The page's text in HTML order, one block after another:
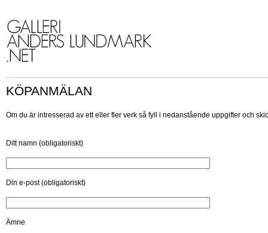
KÖPANMÄLAN
Om du är intresserad av ett eller fler verk så fyll i nedanstående uppgifter och
Ditt namn (obligatoriskt)
Din e-post (obligatoriskt)
Ämne